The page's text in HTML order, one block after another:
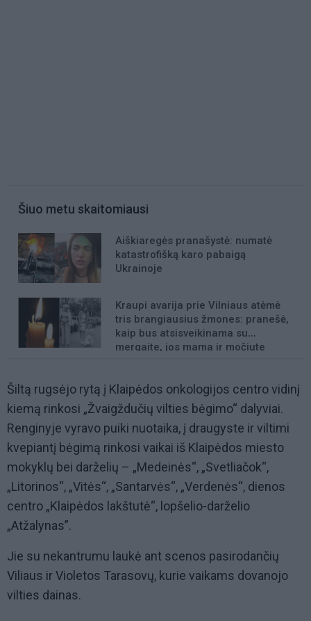
Šiuo metu skaitomiausi
Aiškiaregės pranašystė: numatė
katastrofišką karo pabaigą
Ukrainoje
Kraupi avarija prie Vilniaus atėmė
tris brangiausius žmones: pranešė,
kaip bus atsisveikinama su
mergaite, jos mama ir močiute
Šiltą rugsėjo rytą į Klaipėdos onkologijos centro vidinį
kiemą rinkosi „Žvaigždučių vilties bėgimo“ dalyviai.
Renginyje vyravo puiki nuotaika, į draugyste ir viltimi
kvepiantį bėgimą rinkosi vaikai iš Klaipėdos miesto
mokyklų bei darželių – „Medeinės“, „Svetliačok“,
„Litorinos“, „Vitės“, „Santarvės“, „Verdenės“, dienos
centro „Klaipėdos lakštutė“, lopšelio-darželio
„Atžalynas”.
Jie su nekantrumu laukė ant scenos pasirodančių
Viliaus ir Violetos Tarasovų, kurie vaikams dovanojo
vilties dainas.